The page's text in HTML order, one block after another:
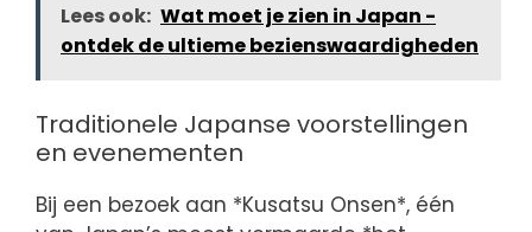
Lees ook: Wat moet je zien in Japan -
ontdek de ultieme bezienswaardigheden
Traditionele Japanse voorstellingen
en evenementen
Bij een bezoek aan *Kusatsu Onsen*, één